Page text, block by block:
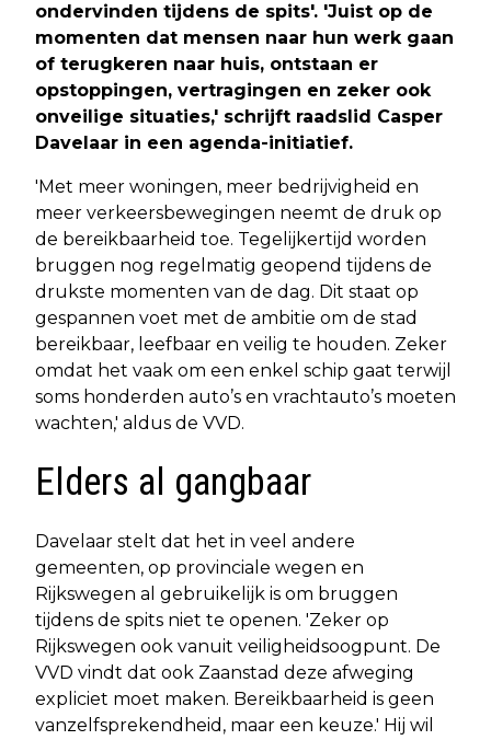
ondervinden tijdens de spits'. 'Juist op de
momenten dat mensen naar hun werk gaan
of terugkeren naar huis, ontstaan er
opstoppingen, vertragingen en zeker ook
onveilige situaties,' schrijft raadslid Casper
Davelaar in een agenda-initiatief.
'Met meer woningen, meer bedrijvigheid en
meer verkeersbewegingen neemt de druk op
de bereikbaarheid toe. Tegelijkertijd worden
bruggen nog regelmatig geopend tijdens de
drukste momenten van de dag. Dit staat op
gespannen voet met de ambitie om de stad
bereikbaar, leefbaar en veilig te houden. Zeker
omdat het vaak om een enkel schip gaat terwijl
soms honderden auto’s en vrachtauto’s moeten
wachten,' aldus de VVD.
Elders al gangbaar
Davelaar stelt dat het in veel andere
gemeenten, op provinciale wegen en
Rijkswegen al gebruikelijk is om bruggen
tijdens de spits niet te openen. 'Zeker op
Rijkswegen ook vanuit veiligheidsoogpunt. De
VVD vindt dat ook Zaanstad deze afweging
expliciet moet maken. Bereikbaarheid is geen
vanzelfsprekendheid, maar een keuze.' Hij wil